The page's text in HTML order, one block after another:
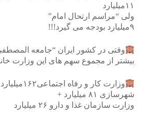
۱۱میلیارد
ولی “مراسم ارتحال امام”
۹میلیارد بودجه می گیرد!!!
بیشتر از مجموع سهم های این وزارت
وزارت کار و
شهرسازی ۸۱ میلیارد +
وزارت سازمان غذا و دارو ۲۶ میلیارد